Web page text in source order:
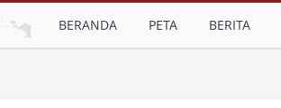
BERANDA PETA BERITA